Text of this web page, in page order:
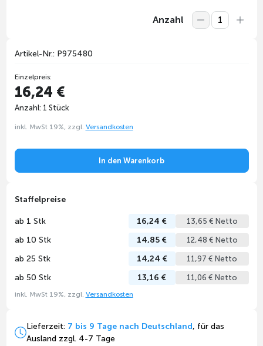
Anzahl
Artikel-Nr.: P975480
Einzelpreis:
16,24 €
Anzahl: 1 Stück
inkl. MwSt 19%, zzgl. Versandkosten
In den Warenkorb
Staffelpreise
ab 1 Stk 16,24 € 13,65 € Netto
ab 10 Stk 14,85 € 12,48 € Netto
ab 25 Stk 14,24 € 11,97 € Netto
ab 50 Stk 13,16 € 11,06 € Netto
inkl. MwSt 19%, zzgl. Versandkosten
Lieferzeit: 7 bis 9 Tage nach Deutschland, für das
Ausland zzgl. 4-7 Tage